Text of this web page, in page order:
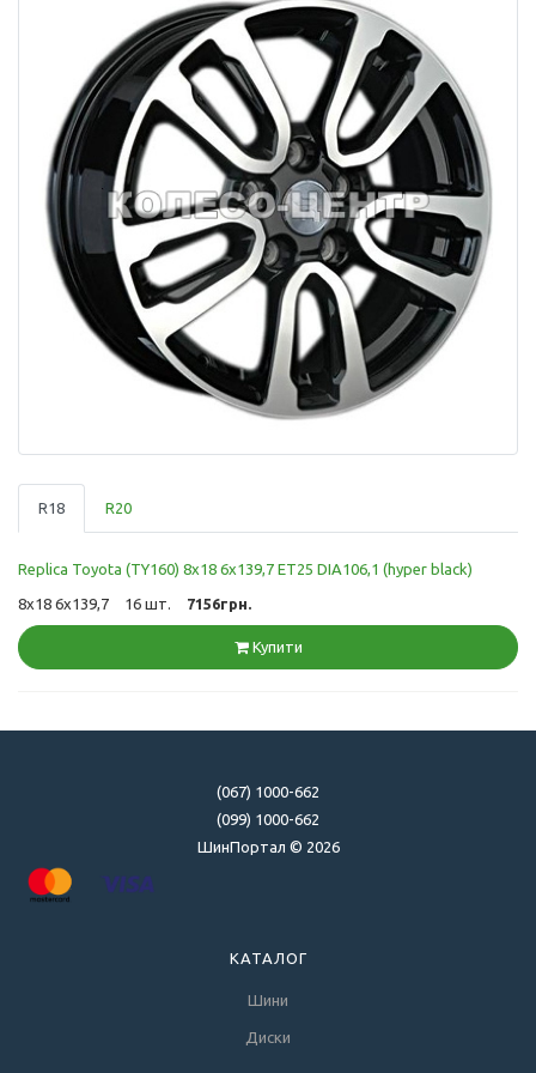
R18 R20
Replica Toyota (TY160) 8x18 6x139,7 ET25 DIA106,1 (hyper black)
8x18 6x139,7 16 шт. 7156грн.
Купити
(067) 1000-662
(099) 1000-662
ШинПортал © 2026
КАТАЛОГ
Шини
Диски